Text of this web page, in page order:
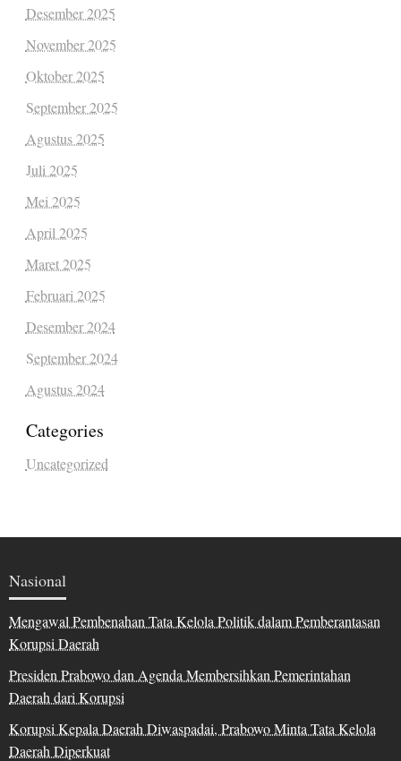
Desember 2025
November 2025
Oktober 2025
September 2025
Agustus 2025
Juli 2025
Mei 2025
April 2025
Maret 2025
Februari 2025
Desember 2024
September 2024
Agustus 2024
Categories
Uncategorized
Nasional
Mengawal Pembenahan Tata Kelola Politik dalam Pemberantasan
Korupsi Daerah
Presiden Prabowo dan Agenda Membersihkan Pemerintahan
Daerah dari Korupsi
Korupsi Kepala Daerah Diwaspadai, Prabowo Minta Tata Kelola
Daerah Diperkuat